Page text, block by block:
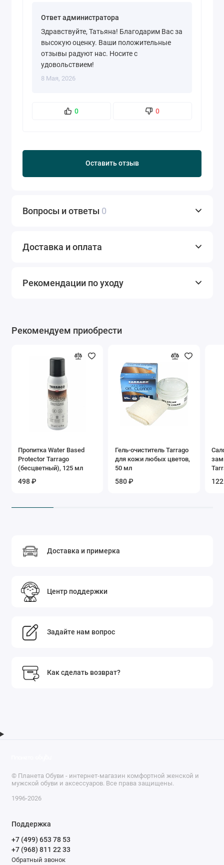
0 0
Ответ администратора
Здравствуйте, Татьяна! Благодарим Вас за
высокую оценку. Ваши положительные
отзывы радуют нас. Носите с
удовольствием!
8 Мая, 2026
Оставить отзыв
Вопросы и ответы 0
Доставка и оплата
Рекомендации по уходу
Рекомендуем приобрести
Пропитка Water Based
Protector Tarrago
(бесцветный), 125 мл
498 ₽
Гель-очиститель Tarrago
для кожи любых цветов,
50 мл
580 ₽
Доставка и примерка
Центр поддержки
Задайте нам вопрос
Как сделать возврат?
© Планета Обуви - интернет-магазин комфортной женской и
мужской обуви и аксессуаров. Все права защищены.
1996-2026
Поддержка
+7 (499) 653 78 53
+7 (968) 811 22 33
Обратный звонок